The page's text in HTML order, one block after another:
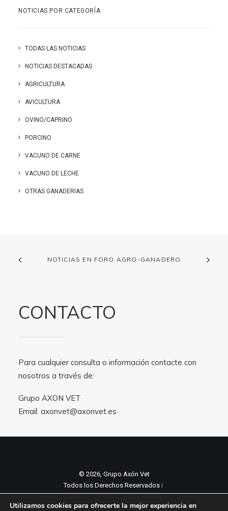
NOTICIAS POR CATEGORÍA
TODAS LAS NOTICIAS
NOTICIAS DESTACADAS
AGRICULTURA
AVICULTURA
OVINO/CAPRINO
PORCINO
VACUNO DE CARNE
VACUNO DE LECHE
OTRAS GANADERIAS
NOTICIAS EN FORO AGRO-GANADERO
CONTACTO
Para cualquier consulta o información contacte con
nosotros a través de:
Grupo AXON VET
Email: axonvet@axonvet.es
© 2026, Grupo Axón Vet
Todos los Derechos Reservados ǀ
Política de cookies
Utilizamos cookies para ofrecerte la mejor experiencia en